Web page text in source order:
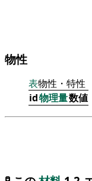
物性
表物性・特性
id物理量数値